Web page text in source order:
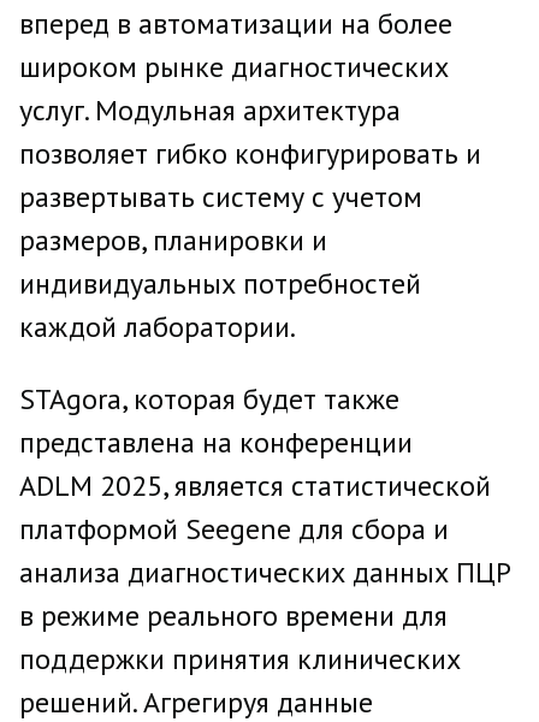
вперед в автоматизации на более
широком рынке диагностических
услуг. Модульная архитектура
позволяет гибко конфигурировать и
развертывать систему с учетом
размеров, планировки и
индивидуальных потребностей
каждой лаборатории.
STAgora, которая будет также
представлена на конференции
ADLM 2025, является статистической
платформой Seegene для сбора и
анализа диагностических данных ПЦР
в режиме реального времени для
поддержки принятия клинических
решений. Агрегируя данные